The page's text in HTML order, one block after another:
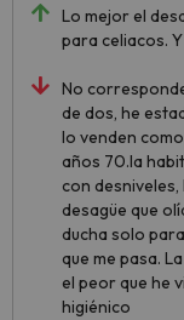
Lo mejor el
para celiacos.
No
de dos, he
lo venden
años 70.la
con
desagüe que
ducha solo
que me pasa.
el peor que he
higiénico